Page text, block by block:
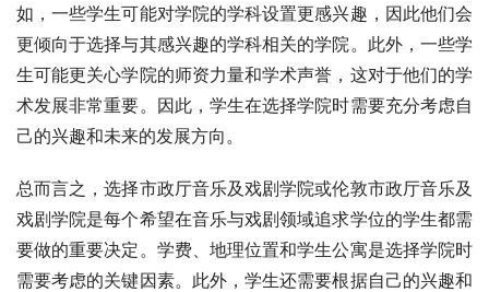
如，一些学生可能对学院的学科设置更感兴趣，因此他们会
更倾向于选择与其感兴趣的学科相关的学院。此外，一些学
生可能更关心学院的师资力量和学术声誉，这对于他们的学
术发展非常重要。因此，学生在选择学院时需要充分考虑自
己的兴趣和未来的发展方向。
总而言之，选择市政厅音乐及戏剧学院或伦敦市政厅音乐及
戏剧学院是每个希望在音乐与戏剧领域追求学位的学生都需
要做的重要决定。学费、地理位置和学生公寓是选择学院时
需要考虑的关键因素。此外，学生还需要根据自己的兴趣和